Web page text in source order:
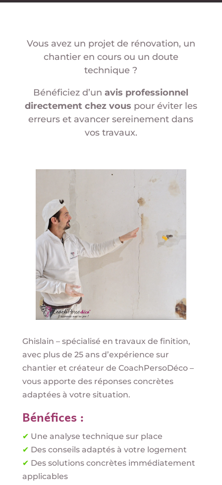
Vous avez un projet de rénovation, un
chantier en cours ou un doute
technique ?
Bénéficiez d’unavis professionnel
directement chez vous pour éviter les
erreurs et avancer sereinement dans
vos travaux.
Ghislain – spécialisé en travaux de finition,
avec plus de 25 ans d’expérience sur
chantier et créateur de CoachPersoDéco –
vous apporte des réponses concrètes
adaptées à votre situation.
Bénéfices :
✔ Une analyse technique sur place
✔ Des conseils adaptés à votre logement
✔ Des solutions concrètes immédiatement
applicables